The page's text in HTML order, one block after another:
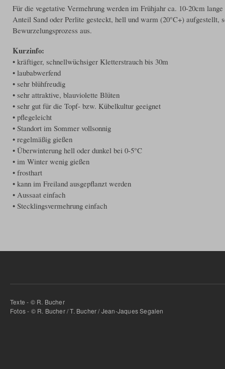
Für die vegetative Vermehrung werden im Frühjahr ca. 10-20cm
Anteil Sand oder Perlite gesteckt, hell und warm (20°C+)
Bewurzelungsprozess aus.
Kurzinfo:
• kräftiger, schnellwüchsiger Kletterstrauch bis 30m
• laubabwerfend
• sehr blühfreudig
• sehr attraktive, blauviolette Blüten
• sehr gut für die Topf- bzw. Kübelkultur geeignet
• pflegeleicht
• Standort im Sommer vollsonnig
• regelmäßig gießen
• Überwinterung hell oder dunkel bei 0-5°C
• im Winter wenig gießen
• frosthart
• kann im Freiland ausgepflanzt werden
• Aussaat einfach
• Stecklingsvermehrung einfach
Texte - © R. Bucher
Fotos - © R. Bucher / T. Bucher / Jean-Jaques Segalen